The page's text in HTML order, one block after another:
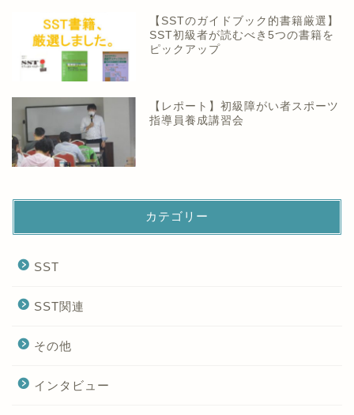
【SSTのガイドブック的書籍厳選】
SST初級者が読むべき5つの書籍を
ピックアップ
【レポート】初級障がい者スポーツ
指導員養成講習会
カテゴリー
SST
SST関連
その他
インタビュー